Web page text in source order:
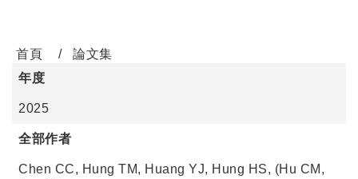
首頁
論文集
年度
2025
全部作者
Chen CC, Hung TM, Huang YJ, Hung HS, (Hu CM,